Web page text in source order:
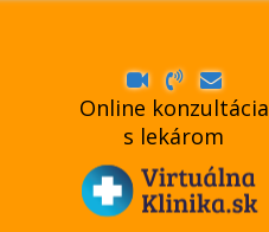
Online konzultácia
s lekárom